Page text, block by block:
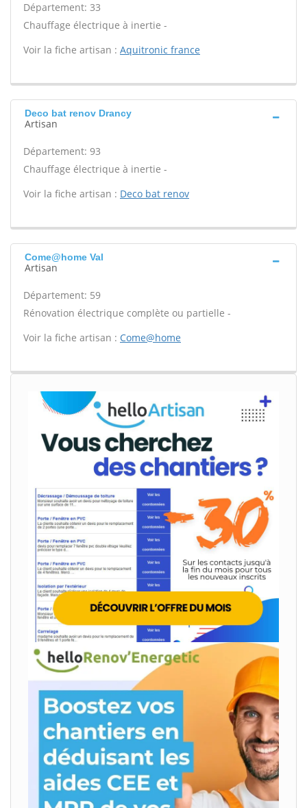
Département: 33
Chauffage électrique à inertie -
Voir la fiche artisan : Aquitronic france
Deco bat renov Drancy
Artisan
Département: 93
Chauffage électrique à inertie -
Voir la fiche artisan : Deco bat renov
Come@home Val
Artisan
Département: 59
Rénovation électrique complète ou partielle -
Voir la fiche artisan : Come@home